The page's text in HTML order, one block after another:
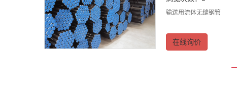
输送用流体无缝钢管
在线询价